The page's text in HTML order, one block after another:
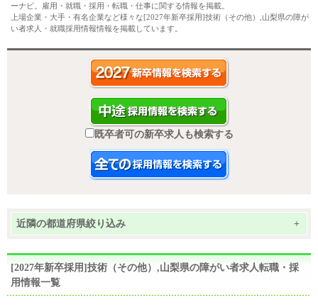
ーナビ。雇用・就職・採用・転職・仕事に関する情報を掲載。
上場企業・大手・有名企業など様々な[2027年新卒採用]技術（その他）,山梨県の障が
い者求人・就職採用情報情報を掲載しています。
既卒者可の新卒求人も検索する
近隣の都道府県絞り込み +
[2027年新卒採用]技術（その他）,山梨県の障がい者求人転職・採
用情報一覧